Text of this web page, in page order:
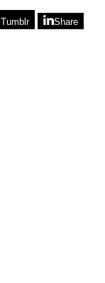
Tumblr Share